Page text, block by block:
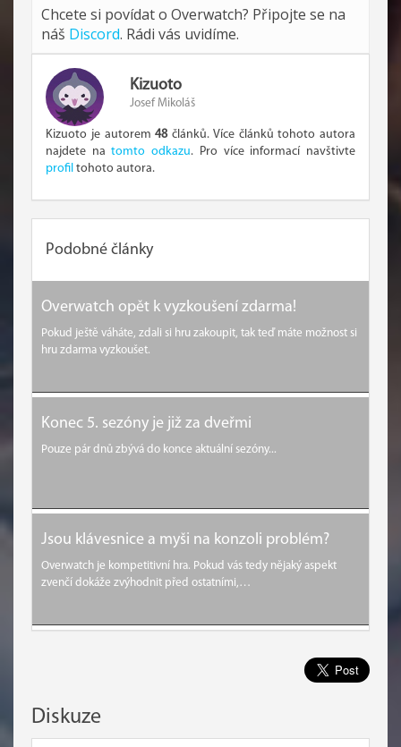
Chcete si povídat o Overwatch? Připojte se na
náš Discord. Rádi vás uvidíme.
Kizuoto
Josef Mikoláš
Kizuoto je autorem48článků. Více článků tohoto autora
najdete natomto odkazu. Pro více informací navštivte
profil tohoto autora.
Podobné články
Overwatch opět k vyzkoušení zdarma!
Pokud ještě váháte, zdali si hru zakoupit, tak teď máte možnost si
hru zdarma vyzkoušet.
Konec 5. sezóny je již za dveřmi
Pouze pár dnů zbývá do konce aktuální sezóny...
Jsou klávesnice a myši na konzoli problém?
Overwatch je kompetitivní hra. Pokud vás tedy nějaký aspekt
zvenčí dokáže zvýhodnit před ostatními,…
Diskuze